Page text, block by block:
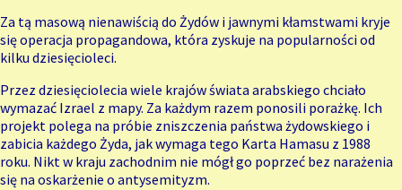
Za tą masową nienawiścią do Żydów i jawnymi kłamstwami kryje
sięoperacja propagandowa, która zyskuje na popularności od
kilku dziesięcioleci.
Przez dziesięciolecia wiele krajów świata arabskiego chciało
wymazać Izrael z mapy. Za każdym razem ponosili porażkę. Ich
projekt polega na próbie zniszczenia państwa żydowskiego i
zabicia każdego Żyda, jak wymaga tego Karta Hamasu z 1988
roku. Nikt w kraju zachodnim nie mógł go poprzeć bez narażenia
się na oskarżenie o antysemityzm.